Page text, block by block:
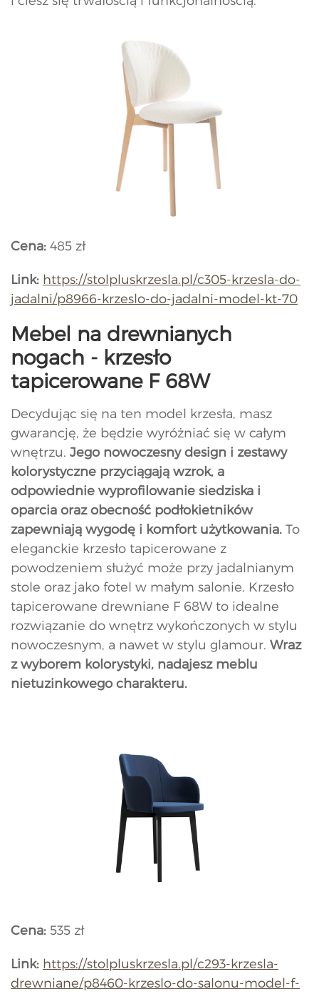
Cena: 485 zł
Link: https://stolpluskrzesla.pl/c305-krzesla-do-
jadalni/p8966-krzeslo-do-jadalni-model-kt-70
Mebel na drewnianych
nogach - krzesło
tapicerowane F 68W
Decydując się na ten model krzesła, masz
gwarancję, że będzie wyróżniać się w całym
wnętrzu. Jego nowoczesny design i zestawy
kolorystyczne przyciągają wzrok, a
odpowiednie wyprofilowanie siedziska i
oparcia oraz obecność podłokietników
zapewniają wygodę i komfort użytkowania. To
eleganckie krzesło tapicerowane z
powodzeniem służyć może przy jadalnianym
stole oraz jako fotel w małym salonie. Krzesło
tapicerowane drewniane F 68W to idealne
rozwiązanie do wnętrz wykończonych w stylu
nowoczesnym, a nawet w stylu glamour. Wraz
z wyborem kolorystyki, nadajesz meblu
nietuzinkowego charakteru.
Cena: 535 zł
Link: https://stolpluskrzesla.pl/c293-krzesla-
drewniane/p8460-krzeslo-do-salonu-model-f-